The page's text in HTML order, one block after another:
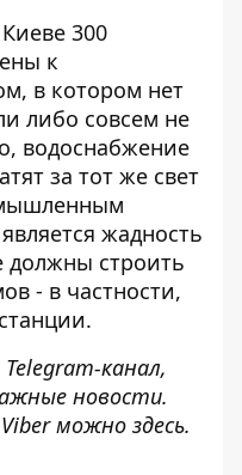
300
к
в котором нет
либо совсем не
водоснабжение
за тот же свет
жадность
должны строить
- в частности,
Telegram-канал,
новости.
можно здесь.